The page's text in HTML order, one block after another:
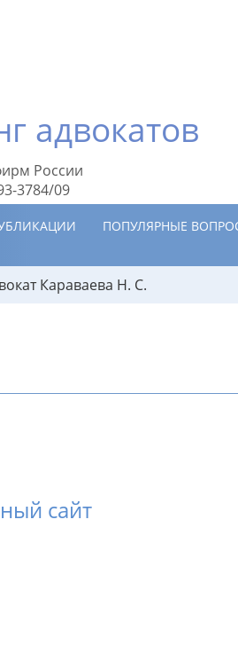
адвокатов
России
3784/09
ПОПУЛЯРНЫЕ
Караваева Н. С.
сайт